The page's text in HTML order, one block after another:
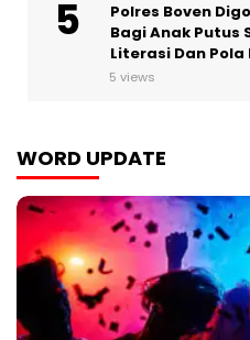
Polres Boven
Bagi Anak Putus
Literasi Dan
5 views
WORD UPDATE